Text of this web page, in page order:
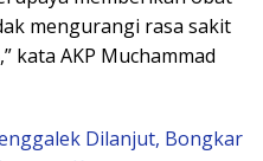
mengurangi rasa sakit
kata AKP Muchammad
Dilanjut, Bongkar